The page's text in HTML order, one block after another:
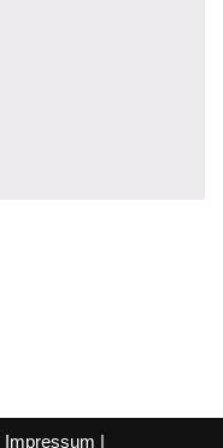
Impressum |